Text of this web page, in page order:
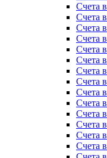
Счета
Счета
Счета
Счета
Счета
Счета
Счета
Счета
Счета
Счета
Счета
Счета
Счета
Счета